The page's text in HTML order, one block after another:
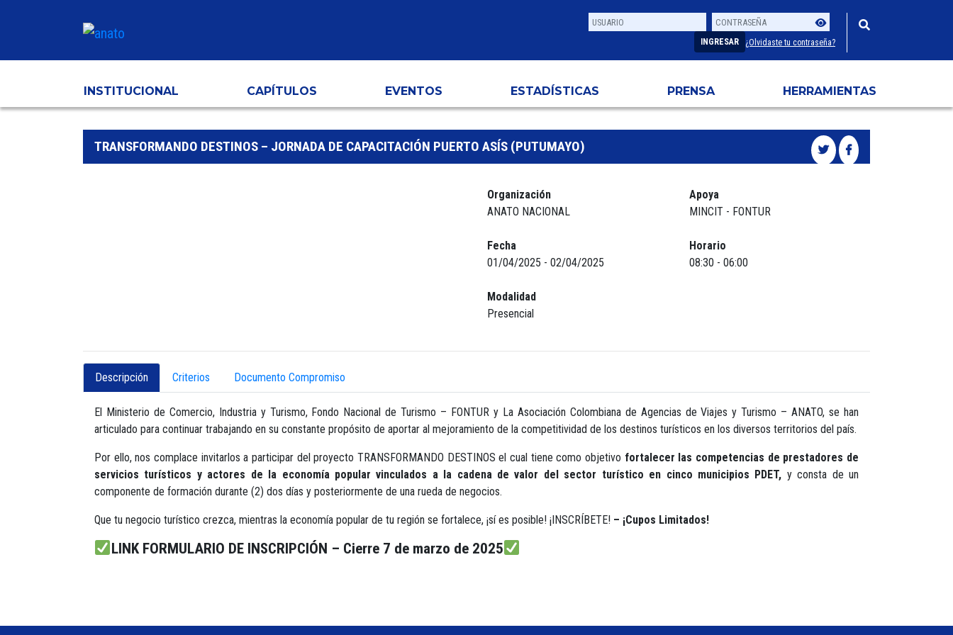
Usuario
Contraseña
INGRESAR ¿Olvidaste tu contraseña?
INSTITUCIONAL CAPÍTULOS EVENTOS ESTADÍSTICAS PRENSA HERRAMIENTAS
TRANSFORMANDO DESTINOS – JORNADA DE CAPACITACIÓN PUERTO ASÍS (PUTUMAYO)
Organización
ANATO NACIONAL
Apoya
MINCIT - FONTUR
Fecha
01/04/2025 - 02/04/2025
Horario
08:30 - 06:00
Modalidad
Presencial
Descripción Criterios Documento Compromiso
El Ministerio de Comercio, Industria y Turismo, Fondo Nacional de Turismo – FONTUR y La Asociación Colombiana de Agencias de Viajes y Turismo – ANATO, se han
articulado para continuar trabajando en su constante propósito de aportar al mejoramiento de la competitividad de los destinos turísticos en los diversos territorios del país.
Por ello, nos complace invitarlos a participar del proyecto TRANSFORMANDO DESTINOS el cual tiene como objetivo fortalecer las competencias de prestadores de
servicios turísticos y actores de la economía popular vinculados a la cadena de valor del sector turístico en cinco municipios PDET, y consta de un
componente de formación durante (2) dos días y posteriormente de una rueda de negocios.
Que tu negocio turístico crezca, mientras la economía popular de tu región se fortalece, ¡sí es posible! ¡INSCRÍBETE! – ¡Cupos Limitados!
LINK FORMULARIO DE INSCRIPCIÓN – Cierre 7 de marzo de 2025